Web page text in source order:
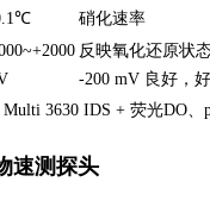
硝化速率
反映氧化还原状
-200 mV 良好，
Multi 3630 IDS + 荧光DO、
速测探头